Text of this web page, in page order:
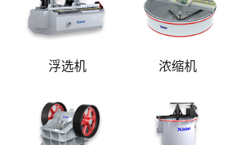
浮选机 浓缩机